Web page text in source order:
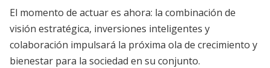
El momento de actuar es ahora: la combinación de
visión estratégica, inversiones inteligentes y
colaboración impulsará la próxima ola de crecimiento y
bienestar para la sociedad en su conjunto.